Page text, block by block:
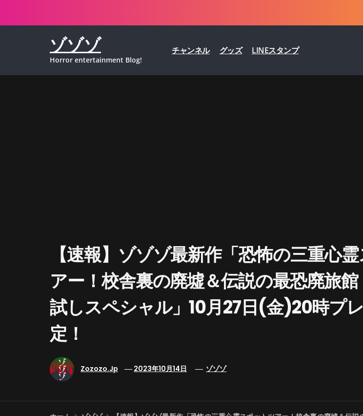
テ
ス
ゾゾゾ
Horror entertainment Blog!
チャンネル グッズ LINEスタンプ
【速報】ゾゾゾ最新作「恐怖の三重心
アー！校舎裏の廃墟＆伝説の最恐廃旅
試しスペシャル」10月27日(金)20時プ
定！
Zozozo.jp 2023年10月14日 ゾゾゾ